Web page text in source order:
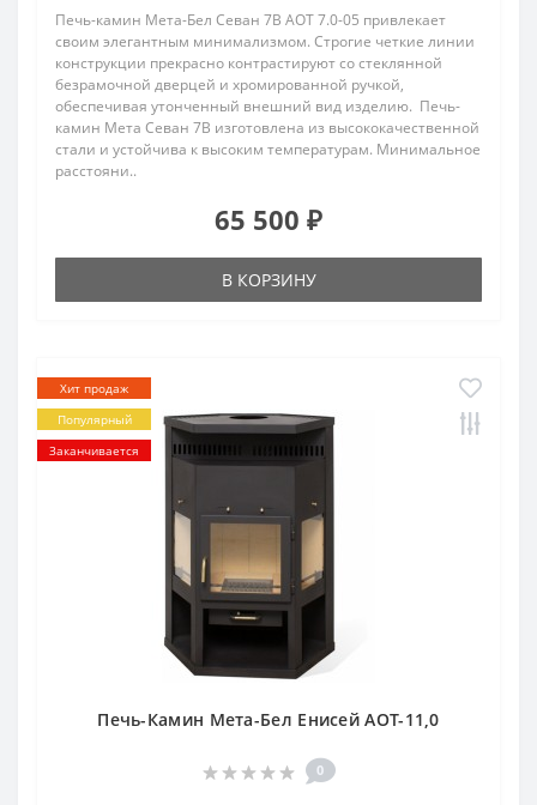
Печь-камин Мета-Бел Севан 7В АОТ 7.0-05 привлекает
своим элегантным минимализмом. Строгие четкие линии
конструкции прекрасно контрастируют со стеклянной
безрамочной дверцей и хромированной ручкой,
обеспечивая утонченный внешний вид изделию. Печь-
камин Мета Севан 7В изготовлена из высококачественной
стали и устойчива к высоким температурам. Минимальное
расстояни..
65 500 ₽
В КОРЗИНУ
Хит продаж
Популярный
Заканчивается
Печь-Камин Мета-Бел Енисей АОТ-11,0
0